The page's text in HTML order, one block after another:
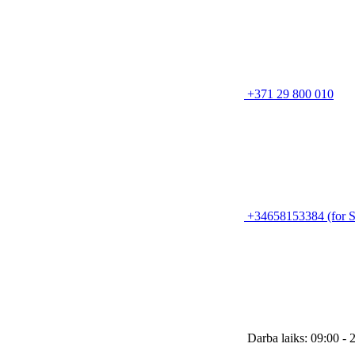
+371 29 800 010
+34658153384 (for
Darba laiks: 09:00 -